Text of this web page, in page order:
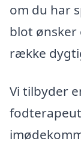
om du har
blot ønsker
række
Vi tilbyder